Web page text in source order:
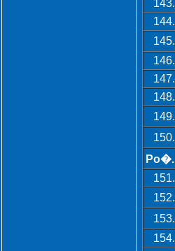
143.
144.
145.
146.
147.
148.
149.
150.
Po�.
151.
152.
153.
154.